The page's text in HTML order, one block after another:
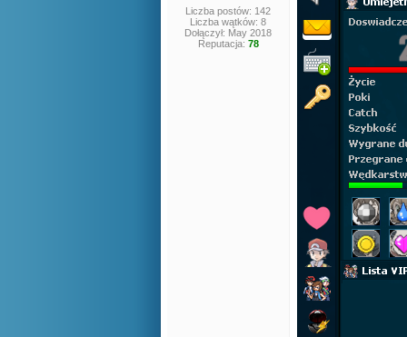
Liczba postów: 142
Liczba wątków: 8
Dołączył: May 2018
Reputacja: 78